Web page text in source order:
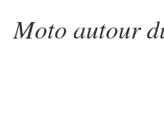
Moto autour